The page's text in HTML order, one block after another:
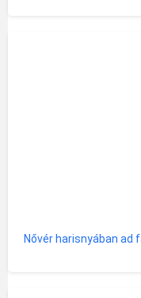
Nővér harisnyában ad